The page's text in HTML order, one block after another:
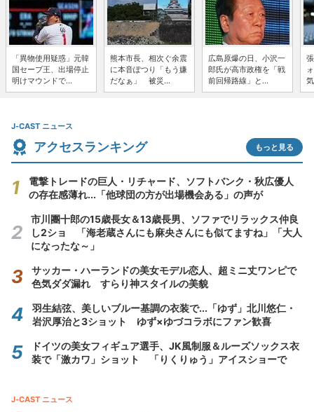
「異物使用疑惑」元韓
国セーブ王、出場停止
明けマウンドで...
熊本市長、相次ぐ余震
に本音ぽつり「もう嫌
だなぁ」 被災...
広島原爆の日、小沢一
郎氏が高市政権を「戦
前回帰路線」と...
J-CAST ニュース
アクセスランキング もっと見る
電撃トレードの巨人・リチャード、ソフトバンク・秋広優人
の存在感薄れ...「他球団の方が出場機会ある」の声が
市川團十郎の15歳長女＆13歳長男、ソファでリラックス仲良
し2ショ 「海老蔵さんにも麻央さんにも似てますね」「大人
になったな～」
サッカー・ハーランドの美女モデル恋人、超ミニ丈ワンピで
色気ダダ漏れ すらり神スタイルの美貌
羽生結弦、美しいブルー基調の衣装で...「ゆず」北川悠仁・
岩沢厚治と3ショット ゆず×ゆづコラボにファン歓喜
ドイツの美女フィギュア選手、JK風制服＆ルーズソックス衣
装で「激カワ」ショット 「りくりゅう」アイスショーで
J-CAST ニュース